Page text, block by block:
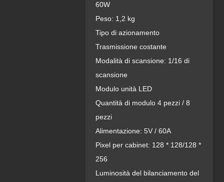
60W
Peso: 1,2 kg
Tipo di azionamento
Trasmissione costante
Modalità di scansione: 1/16 di
scansione
Modulo unità LED
Quantità di modulo 4 pezzi / 8
pezzi
Alimentazione: 5V / 60A
Pixel per cabinet: 128 * 128/128 *
256
Luminosità del bilanciamento del